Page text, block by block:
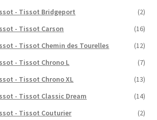
- Tissot Bridgeport
(2)
- Tissot Carson
(16)
- Tissot Chemin des Tourelles
(12)
- Tissot Chrono L
(7)
- Tissot Chrono XL
(13)
- Tissot Classic Dream
(14)
- Tissot Couturier
(2)